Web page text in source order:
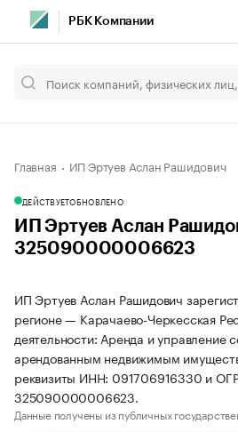
РБК Компании
Главная ИП Эртуев Аслан Рашидович
ДЕЙСТВУЕТОБНОВЛЕНО
ИП Эртуев Аслан
325090000006623
ИП Эртуев Аслан Рашидович
регионе — Карачаево-Черкесская
деятельности: Аренда и управление
арендованным недвижимым
реквизиты ИНН: 091706916330 и
325090000006623.
Данные получены из публичных